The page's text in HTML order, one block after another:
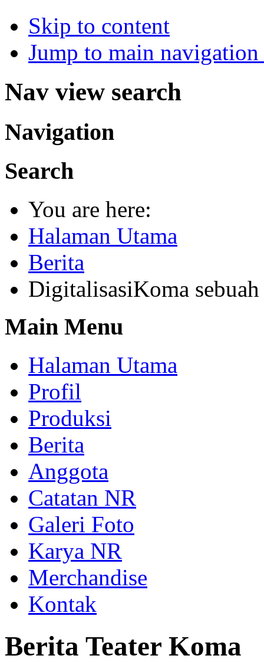
Skip to content
Jump to main
Nav view search
Navigation
Search
You are here:
Halaman Utama
Berita
DigitalisasiKoma
Main Menu
Halaman Utama
Profil
Produksi
Berita
Anggota
Catatan NR
Galeri Foto
Karya NR
Merchandise
Kontak
Berita Teater Koma